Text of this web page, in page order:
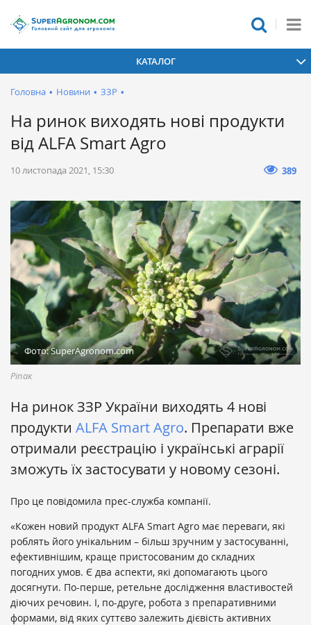
КАТАЛОГ
Головна • Новини • ЗЗР •
На ринок виходять нові продукти
від ALFA Smart Agro
10 листопада 2021, 15:30 389
Фото: SuperAgronom.com
Ріпак
На ринок ЗЗР України виходять 4 нові
продукти ALFA Smart Agro. Препарати вже
отримали реєстрацію і українські аграрії
зможуть їх застосувати у новому сезоні.
Про це повідомила прес-служба компанії.
«Кожен новий продукт ALFA Smart Agro має переваги, які
роблять його унікальним – більш зручним у застосуванні,
ефективнішим, краще пристосованим до складних
погодних умов. Є два аспекти, які допомагають цього
досягнути. По-перше, ретельне дослідження властивостей
діючих речовин. І, по-друге, робота з препаративними
формами, від яких суттєво залежить дієвість активних